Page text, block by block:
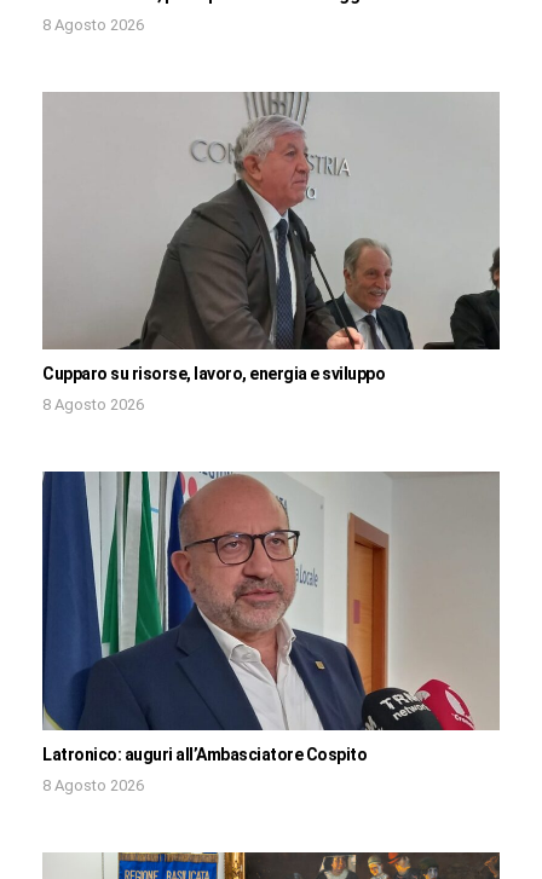
8 Agosto 2026
Cupparo su risorse, lavoro, energia e sviluppo
8 Agosto 2026
Latronico: auguri all’Ambasciatore Cospito
8 Agosto 2026